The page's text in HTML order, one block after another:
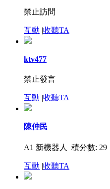
禁止訪問
互動 |收聽TA
ktv477
禁止發言
互動 |收聽TA
陳仲民
A1 新機器人 積分數: 29
互動 |收聽TA